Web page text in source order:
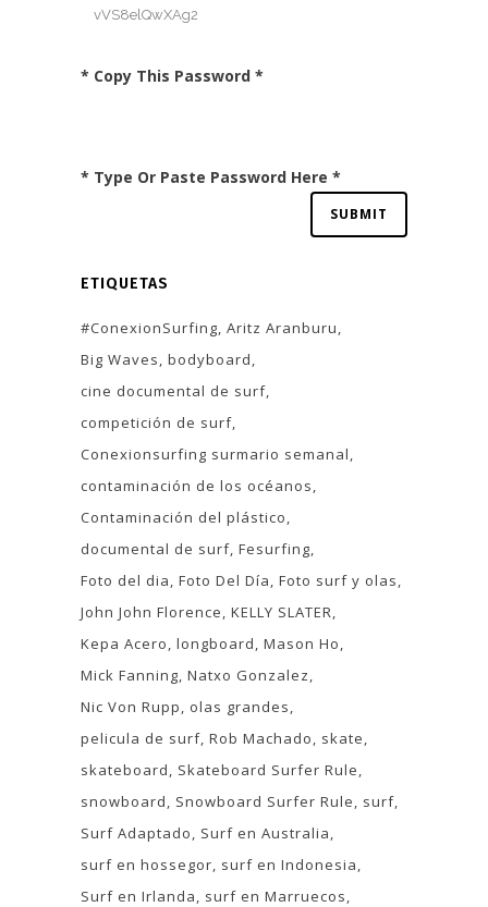
* Copy This Password *
* Type Or Paste Password Here *
ETIQUETAS
#ConexionSurfing Aritz Aranburu
Big Waves bodyboard
cine documental de surf
competición de surf
Conexionsurfing surmario semanal
contaminación de los océanos
Contaminación del plástico
documental de surf Fesurfing
Foto del dia Foto Del Día Foto surf y olas
John John Florence KELLY SLATER
Kepa Acero longboard Mason Ho
Mick Fanning Natxo Gonzalez
Nic Von Rupp
olas grandes
pelicula de surf Rob Machado
skate
skateboard
Skateboard Surfer Rule
snowboard
Snowboard Surfer Rule
surf
Surf Adaptado
Surf en Australia
surf en hossegor surf en Indonesia
Surf en Irlanda
surf en Marruecos